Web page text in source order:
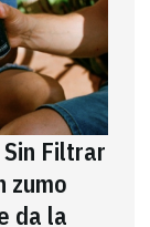
Filtrar
zumo
da la